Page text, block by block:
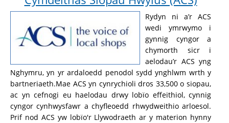
Rydyn ni a’r ACS
wedi ymrwymo i
gynnig cyngor a
chymorth sicr i
aelodau’r ACS yng
Nghymru, yn yr ardaloedd penodol sydd ynghlwm wrth y
bartneriaeth.Mae ACS yn cynrychioli dros 33,500 o siopau,
ac yn cefnogi eu haelodau drwy lobïo effeithiol, cynnig
cyngor cynhwysfawr a chyfleoedd rhwydweithio arloesol.
Prif nod ACS yw lobïo'r Llywodraeth ar y materion hynny